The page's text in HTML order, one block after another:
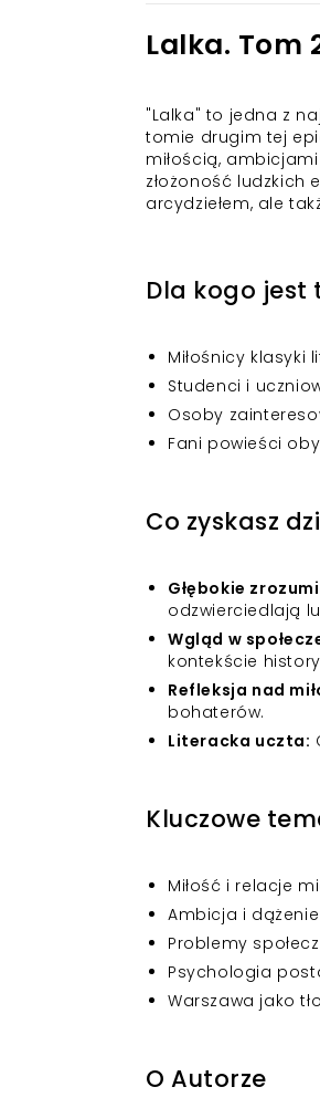
Lalka. Tom
"Lalka" to jedna z
tomie drugim tej
miłością,
złożoność ludzkich
arcydziełem, ale
Dla kogo jest
Miłośnicy klasyki
Studenci i
Osoby
Fani powieści
Co zyskasz
Głębokie
odzwierciedlają
Wgląd w
kontekście
Refleksja nad
bohaterów.
Literacka uczta:
Kluczowe
Miłość i relacje
Ambicja i
Problemy
Psychologia
Warszawa jako
O Autorze